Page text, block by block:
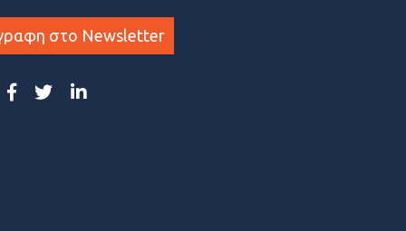
στο Newsletter